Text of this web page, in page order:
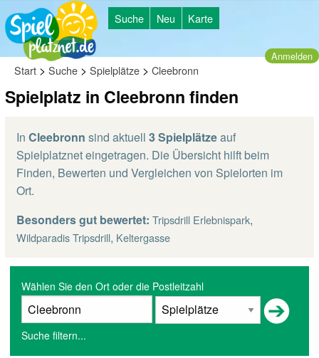
Suche Neu Karte
Anmelden
Start > Suche > Spielplätze > Cleebronn
Spielplatz in Cleebronn finden
In Cleebronn sind aktuell 3 Spielplätzeauf
Spielplatznet eingetragen. Die Übersicht hilft beim
Finden, Bewerten und Vergleichen von Spielorten im
Ort.
Besonders gut bewertet: Tripsdrill Erlebnispark,
Wildparadis Tripsdrill, Keltergasse
Wählen Sie den Ort oder die Postleitzahl
Suche filtern...